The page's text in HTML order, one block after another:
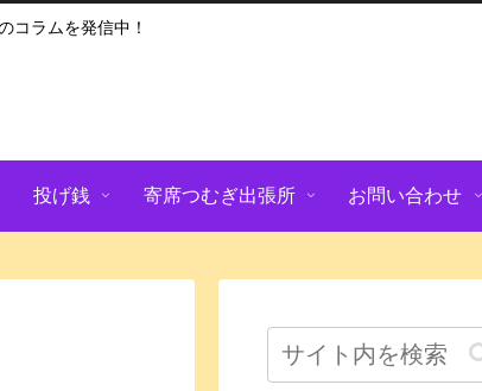
コラムを発信中！
投げ銭 寄席つむぎ出張所 お問い合わせ